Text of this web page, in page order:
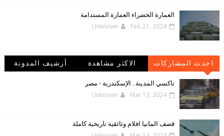
العمارة الخضراء العمارة المستدامة
Unknown Feb 21, 2024
احدث المشاركات الاكثر مشاهدة
أرشيف المدونة
تاكسي المدينة.. الإسكندرية - مصر
Unknown Mar 13, 2024
قصف المانيا افلام وثائقية تاريخية كاملة